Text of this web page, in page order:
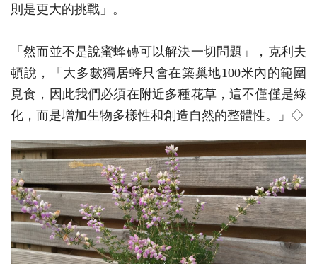
則是更大的挑戰」。
「然而並不是說蜜蜂磚可以解決一切問題」，克利夫
頓說，「大多數獨居蜂只會在築巢地100米內的範圍
覓食，因此我們必須在附近多種花草，這不僅僅是綠
化，而是增加生物多樣性和創造自然的整體性。」◇